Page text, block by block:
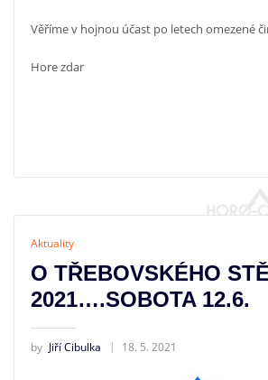
Věříme v hojnou účast po letech omezené
Hore zdar
Aktuality
O TŘEBOVSKÉHO
2021….SOBOTA 12.6.
by Jiří Cibulka 18. 5. 2021